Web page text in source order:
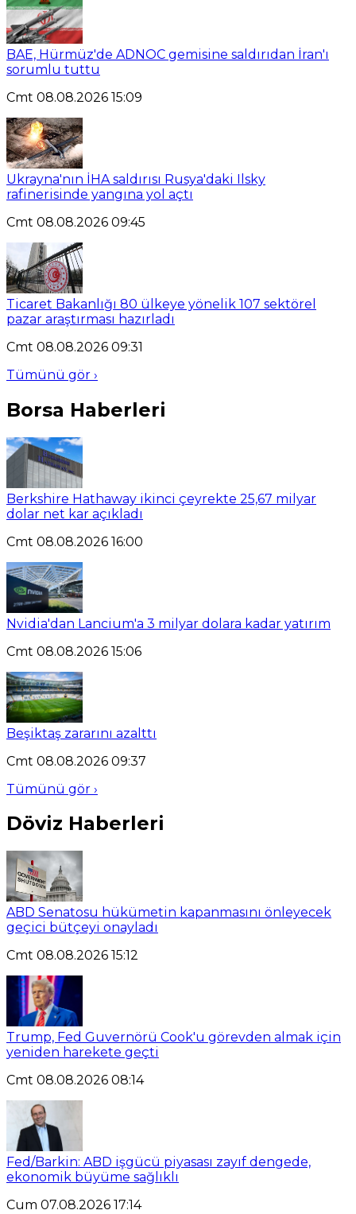
BAE, Hürmüz'de ADNOC gemisine saldırıdan İran'ı
sorumlu tuttu
Cmt 08.08.2026 15:09
Ukrayna'nın İHA saldırısı Rusya'daki Ilsky
rafinerisinde yangına yol açtı
Cmt 08.08.2026 09:45
Ticaret Bakanlığı 80 ülkeye yönelik 107 sektörel
pazar araştırması hazırladı
Cmt 08.08.2026 09:31
Tümünü gör ›
Borsa Haberleri
Berkshire Hathaway ikinci çeyrekte 25,67 milyar
dolar net kar açıkladı
Cmt 08.08.2026 16:00
Nvidia'dan Lancium'a 3 milyar dolara kadar yatırım
Cmt 08.08.2026 15:06
Beşiktaş zararını azalttı
Cmt 08.08.2026 09:37
Tümünü gör ›
Döviz Haberleri
ABD Senatosu hükümetin kapanmasını önleyecek
geçici bütçeyi onayladı
Cmt 08.08.2026 15:12
Trump, Fed Guvernörü Cook'u görevden almak için
yeniden harekete geçti
Cmt 08.08.2026 08:14
Fed/Barkin: ABD işgücü piyasası zayıf dengede,
ekonomik büyüme sağlıklı
Cum 07.08.2026 17:14